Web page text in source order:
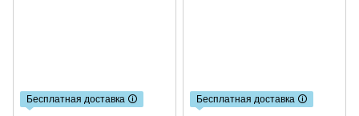
Бесплатная доставка 🛈 Бесплатная доставка 🛈